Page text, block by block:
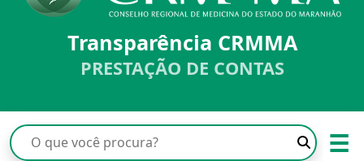
Transparência CRMMA
PRESTAÇÃO DE CONTAS
☰